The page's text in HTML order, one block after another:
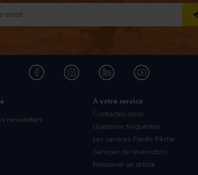
newsletters
À votre service
Contactez-nous
Questions fréquentes
Les services Pacific Pêche
Services de réservation
Retourner un article